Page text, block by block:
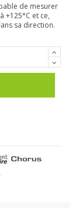
de mesurer
+125°C et ce,
sa direction.